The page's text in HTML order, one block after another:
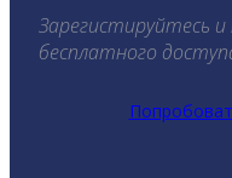
Зарегистируйтесь
бесплатного